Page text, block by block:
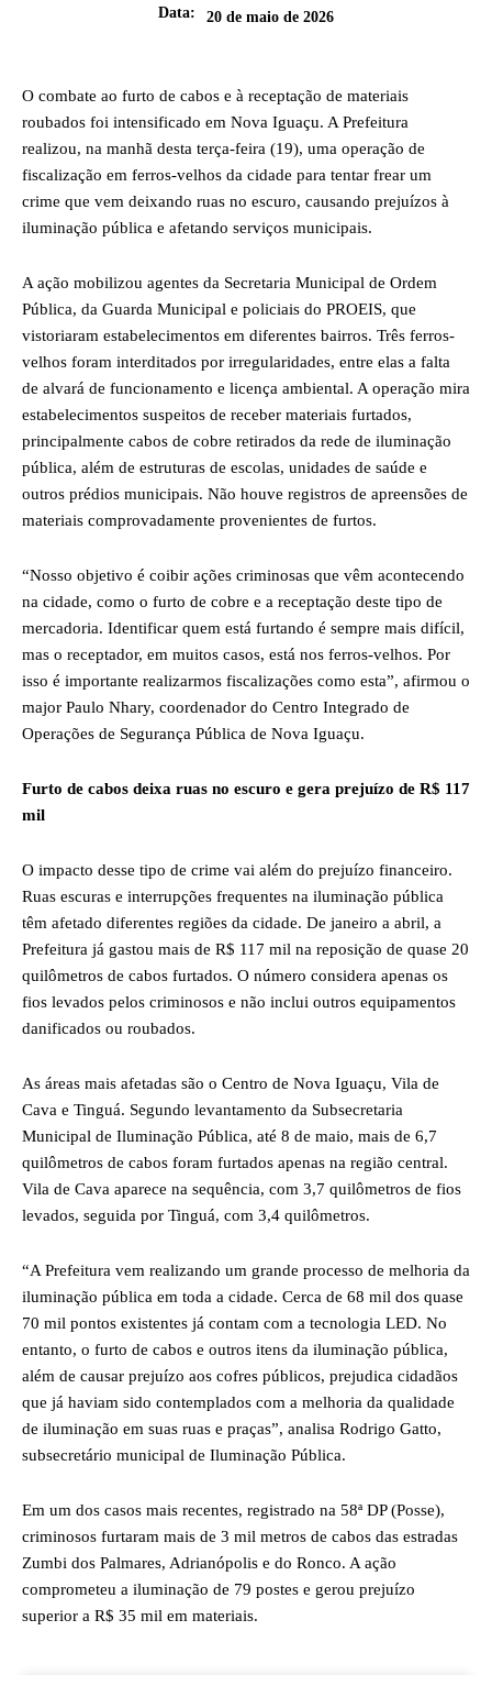
Data:
20 de maio de 2026
O combate ao furto de cabos e à receptação de materiais
roubados foi intensificado em Nova Iguaçu. A Prefeitura
realizou, na manhã desta terça-feira (19), uma operação de
fiscalização em ferros-velhos da cidade para tentar frear um
crime que vem deixando ruas no escuro, causando prejuízos à
iluminação pública e afetando serviços municipais.
A ação mobilizou agentes da Secretaria Municipal de Ordem
Pública, da Guarda Municipal e policiais do PROEIS, que
vistoriaram estabelecimentos em diferentes bairros. Três ferros-
velhos foram interditados por irregularidades, entre elas a falta
de alvará de funcionamento e licença ambiental. A operação mira
estabelecimentos suspeitos de receber materiais furtados,
principalmente cabos de cobre retirados da rede de iluminação
pública, além de estruturas de escolas, unidades de saúde e
outros prédios municipais. Não houve registros de apreensões de
materiais comprovadamente provenientes de furtos.
“Nosso objetivo é coibir ações criminosas que vêm acontecendo
na cidade, como o furto de cobre e a receptação deste tipo de
mercadoria. Identificar quem está furtando é sempre mais difícil,
mas o receptador, em muitos casos, está nos ferros-velhos. Por
isso é importante realizarmos fiscalizações como esta”, afirmou o
major Paulo Nhary, coordenador do Centro Integrado de
Operações de Segurança Pública de Nova Iguaçu.
Furto de cabos deixa ruas no escuro e gera prejuízo de R$ 117
mil
O impacto desse tipo de crime vai além do prejuízo financeiro.
Ruas escuras e interrupções frequentes na iluminação pública
têm afetado diferentes regiões da cidade. De janeiro a abril, a
Prefeitura já gastou mais de R$ 117 mil na reposição de quase 20
quilômetros de cabos furtados. O número considera apenas os
fios levados pelos criminosos e não inclui outros equipamentos
danificados ou roubados.
As áreas mais afetadas são o Centro de Nova Iguaçu, Vila de
Cava e Tinguá. Segundo levantamento da Subsecretaria
Municipal de Iluminação Pública, até 8 de maio, mais de 6,7
quilômetros de cabos foram furtados apenas na região central.
Vila de Cava aparece na sequência, com 3,7 quilômetros de fios
levados, seguida por Tinguá, com 3,4 quilômetros.
“A Prefeitura vem realizando um grande processo de melhoria da
iluminação pública em toda a cidade. Cerca de 68 mil dos quase
70 mil pontos existentes já contam com a tecnologia LED. No
entanto, o furto de cabos e outros itens da iluminação pública,
além de causar prejuízo aos cofres públicos, prejudica cidadãos
que já haviam sido contemplados com a melhoria da qualidade
de iluminação em suas ruas e praças”, analisa Rodrigo Gatto,
subsecretário municipal de Iluminação Pública.
Em um dos casos mais recentes, registrado na 58ª DP (Posse),
criminosos furtaram mais de 3 mil metros de cabos das estradas
Zumbi dos Palmares, Adrianópolis e do Ronco. A ação
comprometeu a iluminação de 79 postes e gerou prejuízo
superior a R$ 35 mil em materiais.